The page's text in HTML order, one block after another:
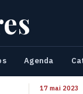
Agenda
17 mai 2023